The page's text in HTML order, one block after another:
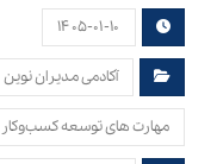
۱۴۰۵-۰۱-۱۰
آکادمی مدیران نوین
مهارت های توسعه کسب‌وکار